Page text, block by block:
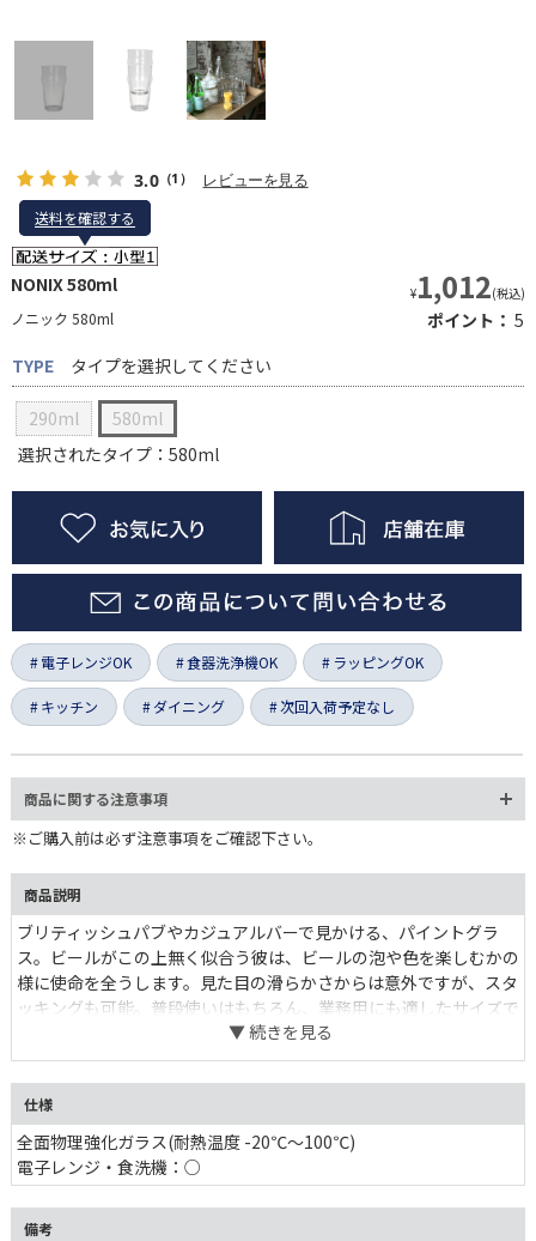
3.0（1） レビューを見る
送料を確認する
送料を確認する
NONIX 580ml
ノニック 580ml
¥1,012(税込)
ポイント： 5
TYPE
タイプを選択してください
290ml
580ml
選択されたタイプ：580ml
電子レンジOK 食器洗浄機OK ラッピングOK
キッチン ダイニング 次回入荷予定なし
商品に関する注意事項
※ご購入前は必ず注意事項をご確認下さい。
商品説明
ブリティッシュパブやカジュアルバーで見かける、パイントグラ
ス。ビールがこの上無く似合う彼は、ビールの泡や色を楽しむかの
様に使命を全うします。見た目の滑らかさからは意外ですが、スタ
ッキングも可能。普段使いはもちろん、業務用にも適したサイズで
す。500ml缶がぴったり収まる1パイント。
仕様
全面物理強化ガラス(耐熱温度 -20℃〜100℃)
電子レンジ・食洗機：○
備考